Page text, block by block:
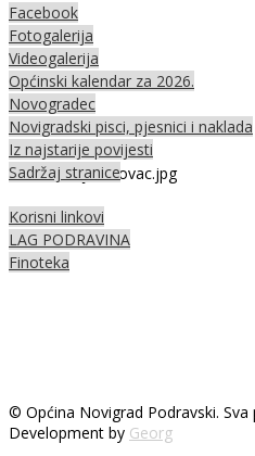
Facebook
Fotogalerija
Videogalerija
Općinski kalendar za 2026.
Novogradec
Novigradski pisci, pjesnici i naklada
Iz najstarije povijesti
Sadržaj stranice
Korisni linkovi
LAG PODRAVINA
Finoteka
© Općina Novigrad Podravski.
Development by Georg